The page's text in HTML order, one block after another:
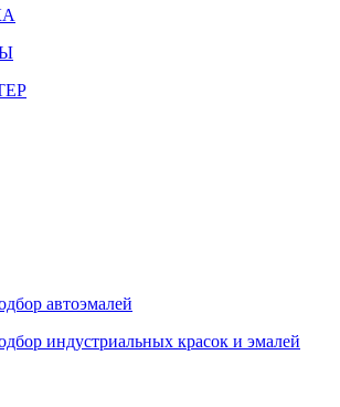
автоэмалей
индустриальных красок и эмалей